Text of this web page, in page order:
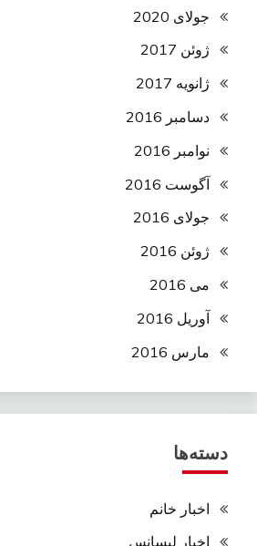
جولای 2020
ژوئن 2017
ژانویه 2017
دسامبر 2016
نوامبر 2016
آگوست 2016
جولای 2016
ژوئن 2016
می 2016
آوریل 2016
مارس 2016
دسته‌ها
اخبار خانم
اخبار لیسانس